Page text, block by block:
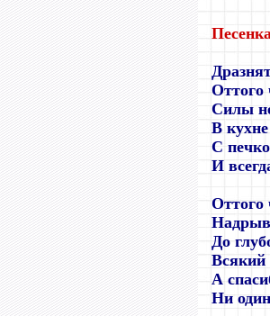
Оттого
Силы
В
С
И
Оттого
До
Всякий
А
Ни